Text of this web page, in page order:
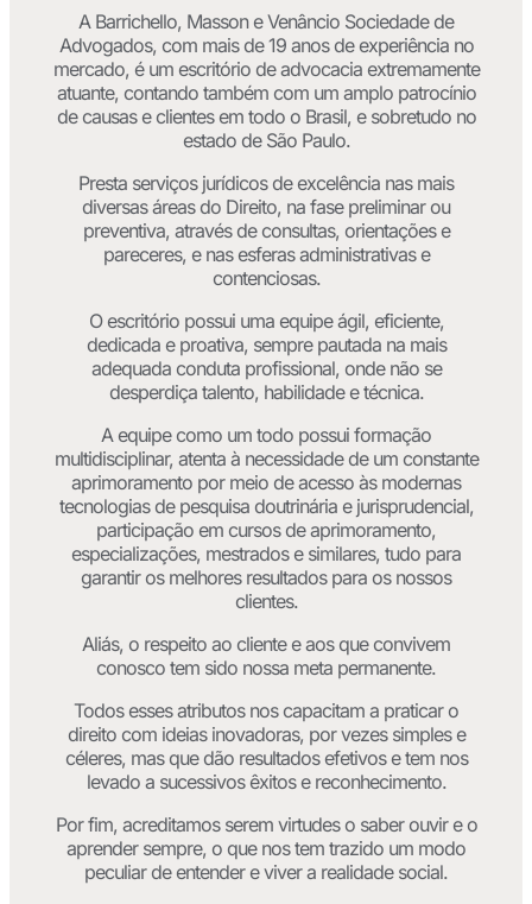
A Barrichello, Masson e Venâncio Sociedade de
Advogados, com mais de 19 anos de experiência no
mercado, é um escritório de advocacia extremamente
atuante, contando também com um amplo patrocínio
de causas e clientes em todo o Brasil, e sobretudo no
estado de São Paulo.
Presta serviços jurídicos de excelência nas mais
diversas áreas do Direito, na fase preliminar ou
preventiva, através de consultas, orientações e
pareceres, e nas esferas administrativas e
contenciosas.
O escritório possui uma equipe ágil, eficiente,
dedicada e proativa, sempre pautada na mais
adequada conduta profissional, onde não se
desperdiça talento, habilidade e técnica.
A equipe como um todo possui formação
multidisciplinar, atenta à necessidade de um constante
aprimoramento por meio de acesso às modernas
tecnologias de pesquisa doutrinária e jurisprudencial,
participação em cursos de aprimoramento,
especializações, mestrados e similares, tudo para
garantir os melhores resultados para os nossos
clientes.
Aliás, o respeito ao cliente e aos que convivem
conosco tem sido nossa meta permanente.
Todos esses atributos nos capacitam a praticar o
direito com ideias inovadoras, por vezes simples e
céleres, mas que dão resultados efetivos e tem nos
levado a sucessivos êxitos e reconhecimento.
Por fim, acreditamos serem virtudes o saber ouvir e o
aprender sempre, o que nos tem trazido um modo
peculiar de entender e viver a realidade social.